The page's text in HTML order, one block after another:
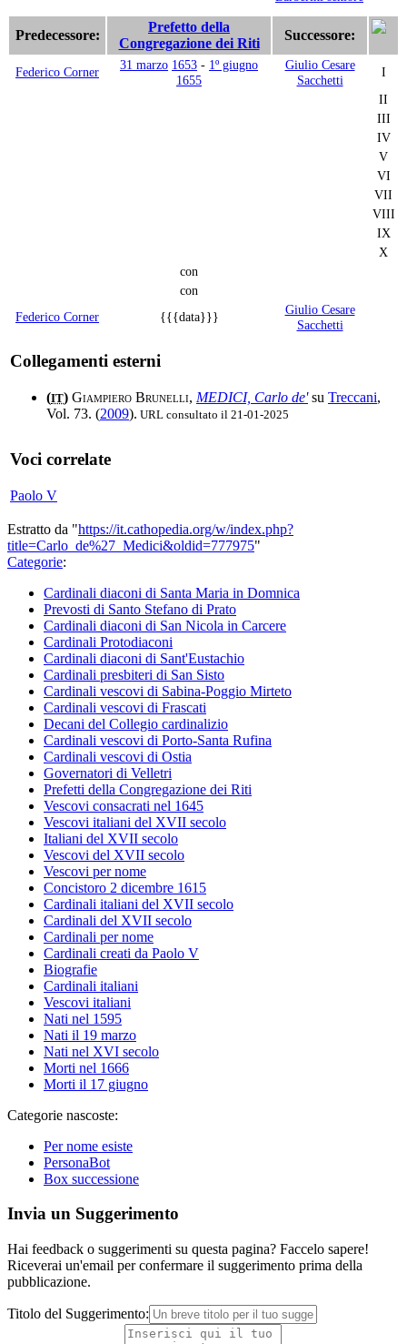
Predecessore:
Prefetto della
Congregazione dei Riti
Successore:
Federico Corner 31 marzo 1653 - 1º giugno
1655
Giulio Cesare
Sacchetti
I
II
III
IV
V
VI
VII
VIII
IX
X
con
con
Federico Corner
{{{data}}}
Giulio Cesare
Sacchetti
Collegamenti esterni
(IT) Giampiero Brunelli, MEDICI, Carlo de' su Treccani,
Vol. 73. (2009). URL consultato il 21-01-2025
Voci correlate
Paolo V
Estratto da "https://it.cathopedia.org/w/index.php?
title=Carlo_de%27_Medici&oldid=777975"
Categorie:
Cardinali diaconi di Santa Maria in Domnica
Prevosti di Santo Stefano di Prato
Cardinali diaconi di San Nicola in Carcere
Cardinali Protodiaconi
Cardinali diaconi di Sant'Eustachio
Cardinali presbiteri di San Sisto
Cardinali vescovi di Sabina-Poggio Mirteto
Cardinali vescovi di Frascati
Decani del Collegio cardinalizio
Cardinali vescovi di Porto-Santa Rufina
Cardinali vescovi di Ostia
Governatori di Velletri
Prefetti della Congregazione dei Riti
Vescovi consacrati nel 1645
Vescovi italiani del XVII secolo
Italiani del XVII secolo
Vescovi del XVII secolo
Vescovi per nome
Concistoro 2 dicembre 1615
Cardinali italiani del XVII secolo
Cardinali del XVII secolo
Cardinali per nome
Cardinali creati da Paolo V
Biografie
Cardinali italiani
Vescovi italiani
Nati nel 1595
Nati il 19 marzo
Nati nel XVI secolo
Morti nel 1666
Morti il 17 giugno
Categorie nascoste:
Per nome esiste
PersonaBot
Box successione
Invia un Suggerimento
Hai feedback o suggerimenti su questa pagina? Faccelo sapere!
Riceverai un'email per confermare il suggerimento prima della
pubblicazione.
Titolo del Suggerimento: